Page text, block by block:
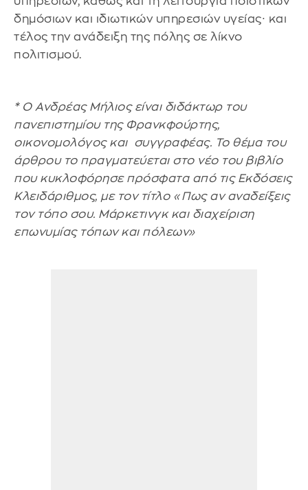
δημόσιων και ιδιωτικών υπηρεσιών υγείας∙ και
τέλος την ανάδειξη της πόλης σε λίκνο
πολιτισμού.
* Ο Ανδρέας Μήλιος είναι διδάκτωρ του
πανεπιστημίου της Φρανκφούρτης,
οικονομολόγος και συγγραφέας. Το θέμα του
άρθρου το πραγματεύεται στο νέο του βιβλίο
που κυκλοφόρησε πρόσφατα από τις Εκδόσεις
Κλειδάριθμος, με τον τίτλο «Πως αν αναδείξεις
τον τόπο σου. Μάρκετινγκ και διαχείριση
επωνυμίας τόπων και πόλεων»